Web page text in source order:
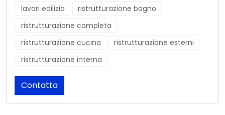
lavori edilizia
ristrutturazione bagno
ristrutturazione completa
ristrutturazione cucina
ristrutturazione esterni
ristrutturazione interna
Contatta